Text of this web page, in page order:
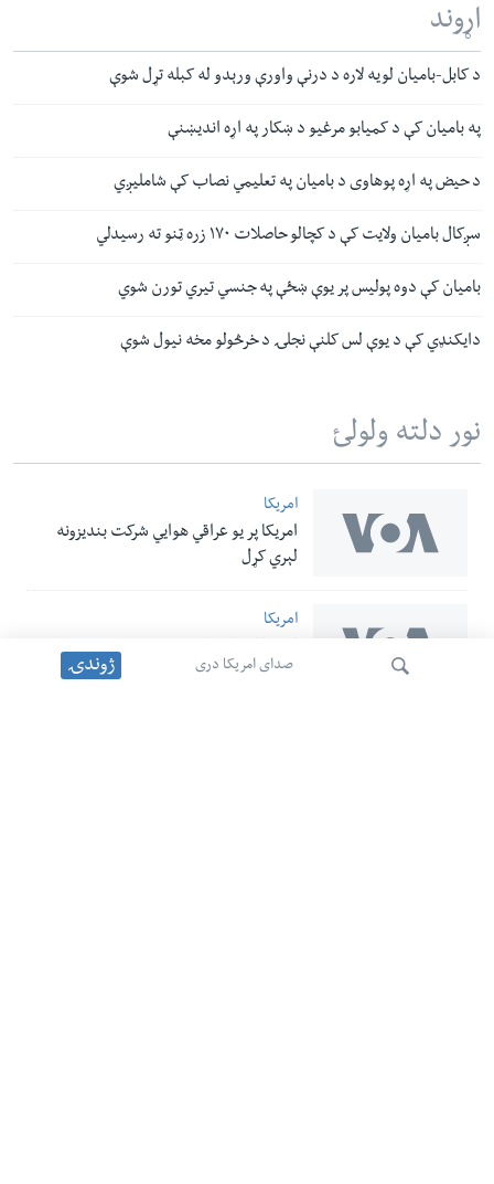
صدای امریکا دری ژوندۍ
اړوند
د کابل-بامیان لویه لاره د درنې واورې ورېدو له کبله تړل شوې
په بامیان کې د کمیابو مرغیو د ښکار په اړه اندیښنې
د حیض په اړه پوهاوی د بامیان په تعليمي نصاب کې شامليږي
سږکال بامیان ولایت کې د کچالو حاصلات ۱۷۰ زره ټنو ته رسیدلي
بامیان کې دوه پولیس پر یوې ښځې په جنسي تیري تورن شوي
دایکنډي کې د یوې لس کلنې نجلۍ د خرڅولو مخه نیول شوې
نور دلته ولولئ
امریکا
امریکا پر یو عراقي هوایي شرکت بندیزونه
لېري کړل
امریکا
امریکا او پاکستان د ترهګرۍ پر ضد د ګډې
مبارزې ژمنه وکړه